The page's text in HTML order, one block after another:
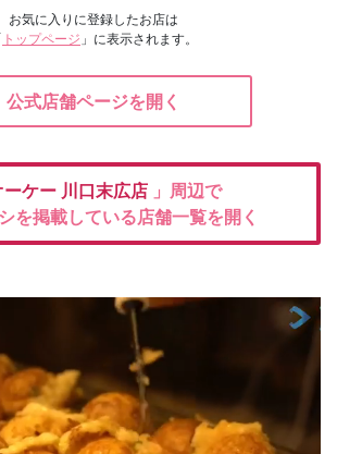
お気に入りに登録したお店は
トップページ 」に表示されます。
公式店舗ページを開く
ーケー 川口末広店 」周辺で
を掲載している店舗一覧を開く